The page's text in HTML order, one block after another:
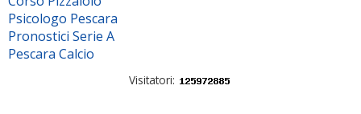
Psicologo Pescara
Pronostici Serie A
Pescara Calcio
Visitatori: